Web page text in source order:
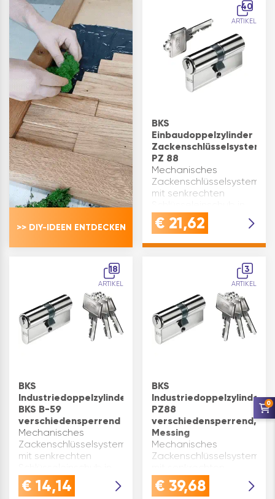
matt vernickeltem
Messing gefertigt, mit
6 gefederten mas…
gefederten massiven
>> DIY-IDEEN ENTDECKEN
40
ARTIKEL
BKS
Einbaudoppelzylinder
Zackenschlüsselsystem
PZ 88
Mechanisches
Zackenschlüsselsystem
mit senkrechten
Kompaktbauweise
Anzahl
gefederte
Ersatzschlüssel w…
€ 21,62
18
ARTIKEL
BKS
Industriedoppelzylinder
BKS B-59
verschiedensperrend
Mechanisches
Zackenschlüsselsystem
mit senkrechten
Kompaktbauweise
Anzahl
€ 14,14
3
ARTIKEL
BKS
Industriedoppelzylinder
PZ88
verschiedensperrend,
Messing
Mechanisches
Zackenschlüsselsystem
Schlüsseleinschub in
Kompaktbauweise
€ 39,68
0